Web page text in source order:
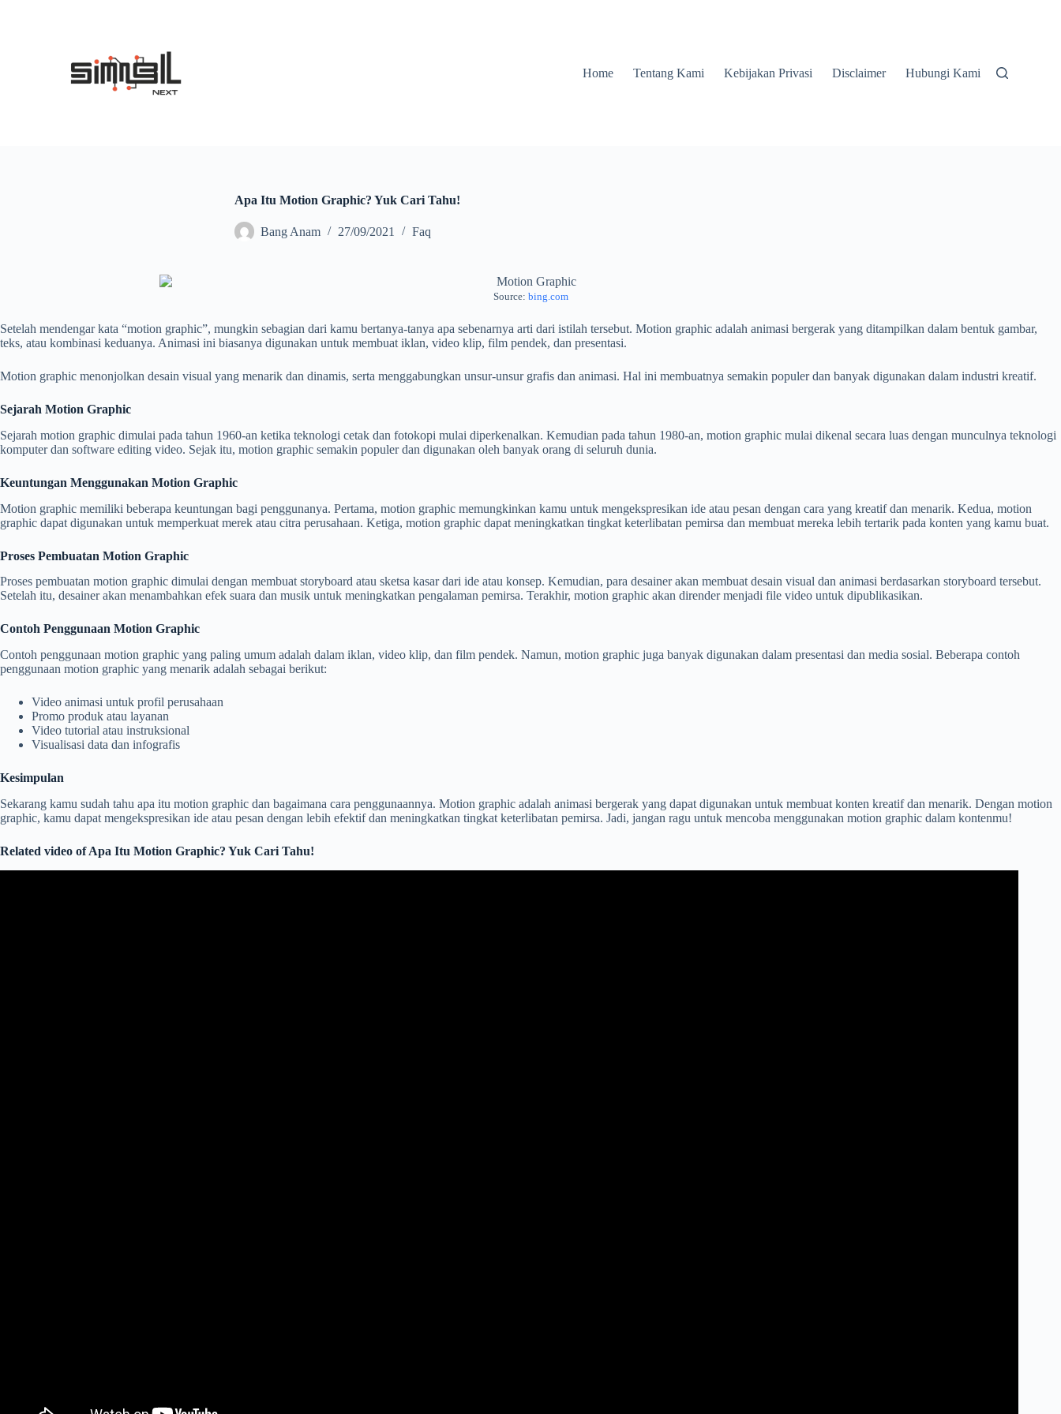
Home Tentang Kami Kebijakan Privasi Disclaimer Hubungi Kami
Apa Itu Motion Graphic? Yuk Cari Tahu!
Bang Anam 27/09/2021 Faq
Source: bing.com
Setelah mendengar kata “motion graphic”, mungkin sebagian dari kamu bertanya-tanya apa sebenarnya arti dari istilah tersebut. Motion graphic adalah animasi bergerak yang ditampilkan dalam bentuk gambar,
teks, atau kombinasi keduanya. Animasi ini biasanya digunakan untuk membuat iklan, video klip, film pendek, dan presentasi.
Motion graphic menonjolkan desain visual yang menarik dan dinamis, serta menggabungkan unsur-unsur grafis dan animasi. Hal ini membuatnya semakin populer dan banyak digunakan dalam industri kreatif.
Sejarah Motion Graphic
Sejarah motion graphic dimulai pada tahun 1960-an ketika teknologi cetak dan fotokopi mulai diperkenalkan. Kemudian pada tahun 1980-an, motion graphic mulai dikenal secara luas dengan munculnya teknologi
komputer dan software editing video. Sejak itu, motion graphic semakin populer dan digunakan oleh banyak orang di seluruh dunia.
Keuntungan Menggunakan Motion Graphic
Motion graphic memiliki beberapa keuntungan bagi penggunanya. Pertama, motion graphic memungkinkan kamu untuk mengekspresikan ide atau pesan dengan cara yang kreatif dan menarik. Kedua, motion
graphic dapat digunakan untuk memperkuat merek atau citra perusahaan. Ketiga, motion graphic dapat meningkatkan tingkat keterlibatan pemirsa dan membuat mereka lebih tertarik pada konten yang kamu buat.
Proses Pembuatan Motion Graphic
Proses pembuatan motion graphic dimulai dengan membuat storyboard atau sketsa kasar dari ide atau konsep. Kemudian, para desainer akan membuat desain visual dan animasi berdasarkan storyboard tersebut.
Setelah itu, desainer akan menambahkan efek suara dan musik untuk meningkatkan pengalaman pemirsa. Terakhir, motion graphic akan dirender menjadi file video untuk dipublikasikan.
Contoh Penggunaan Motion Graphic
Contoh penggunaan motion graphic yang paling umum adalah dalam iklan, video klip, dan film pendek. Namun, motion graphic juga banyak digunakan dalam presentasi dan media sosial. Beberapa contoh
penggunaan motion graphic yang menarik adalah sebagai berikut:
Video animasi untuk profil perusahaan
Promo produk atau layanan
Video tutorial atau instruksional
Visualisasi data dan infografis
Kesimpulan
Sekarang kamu sudah tahu apa itu motion graphic dan bagaimana cara penggunaannya. Motion graphic adalah animasi bergerak yang dapat digunakan untuk membuat konten kreatif dan menarik. Dengan motion
graphic, kamu dapat mengekspresikan ide atau pesan dengan lebih efektif dan meningkatkan tingkat keterlibatan pemirsa. Jadi, jangan ragu untuk mencoba menggunakan motion graphic dalam kontenmu!
Related video of Apa Itu Motion Graphic? Yuk Cari Tahu!